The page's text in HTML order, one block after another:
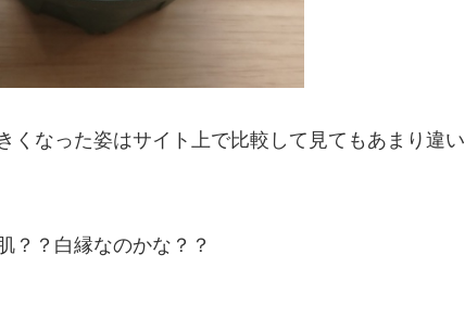
くなった姿はサイト上で比較して見てもあまり違い
？？白縁なのかな？？